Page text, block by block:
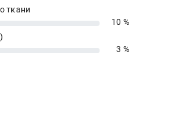
ткани
10 %
3 %